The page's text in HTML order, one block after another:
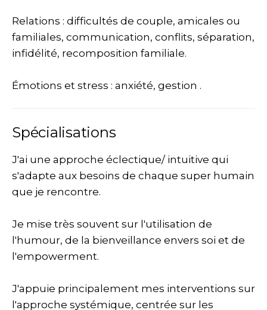
Relations : difficultés de couple, amicales ou
familiales, communication, conflits, séparation,
infidélité, recomposition familiale.
Émotions et stress : anxiété, gestion .
Spécialisations
J'ai une approche éclectique/ intuitive qui
s'adapte aux besoins de chaque super humain
que je rencontre.
Je mise très souvent sur l'utilisation de
l'humour, de la bienveillance envers soi et de
l'empowerment.
J'appuie principalement mes interventions sur
l'approche systémique, centrée sur les